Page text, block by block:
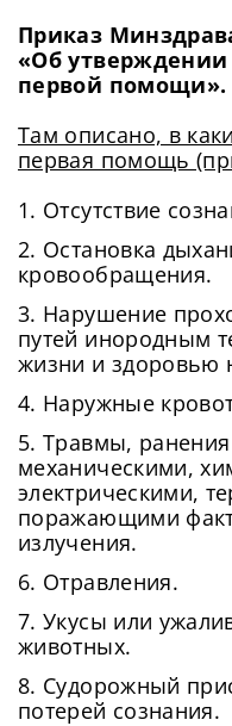
Приказ
«Об утверждении
первой помощи».
Там описано, в
первая помощь
1. Отсутствие
2. Остановка
кровообращения.
3. Нарушение
путей инородным
жизни и здоровью
4. Наружные
5. Травмы,
механическими,
электрическими,
поражающими
излучения.
6. Отравления.
7. Укусы или
животных.
8. Судорожный
потерей сознания.